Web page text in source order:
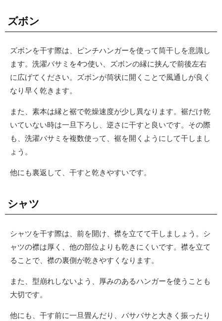
ズボン
ズボンを干す際は、ピンチハンガーを使って筒干しを意識し
ます。洗濯バサミを4つ使い、ズボンの縁に挟んで前後左右
に広げてください。ズボンが筒状に開くことで風通しが良く
なり早く乾きます。
また、素本は縁と裾で乾燥速度が少し異なります。裾だけ乾
いていない時は一旦下ろし、逆さに干すと良いです。その際
も、洗濯バサミを複数使って、裾を開くようにして干しまし
ょう。
他にも裏返して、干すと乾きやすいです。
シャツ
シャツを干す際は、前を開け、襟を立てて干しましょう。シ
ャツの襟は厚く、他の部位よりも乾きにくいです。襟を立て
ることで、襟の裏側が乾きやすくなります。
また、型崩れしないよう、厚みのあるハンガーを使うことも
大切です。
他にも、干す前に一旦畳んだり、バサバサと大きく振ったり